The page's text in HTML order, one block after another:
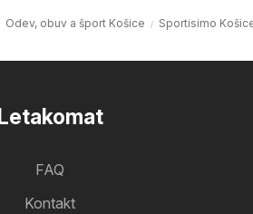
Odev, obuv a šport Košice Sportisimo
Letakomat
FAQ
Kontakt